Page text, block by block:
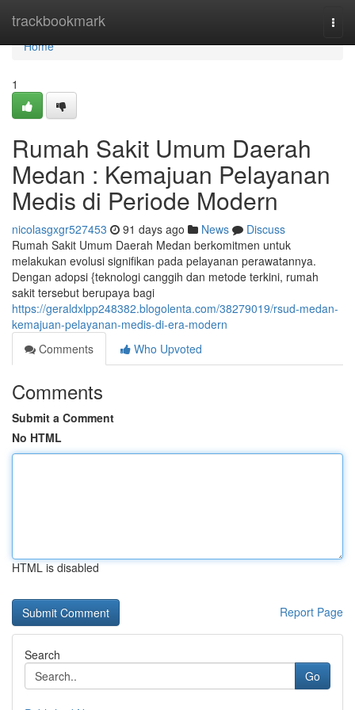
trackbookmark
Home
Home
1
Rumah Sakit Umum Daerah
Medan : Kemajuan Pelayanan
Medis di Periode Modern
nicolasgxgr527453 91 days ago News
Discuss
Rumah Sakit Umum Daerah Medan berkomitmen untuk
melakukan evolusi signifikan pada pelayanan perawatannya.
Dengan adopsi {teknologi canggih dan metode terkini, rumah
sakit tersebut berupaya bagi
https://geraldxlpp248382.blogolenta.com/38279019/rsud-medan-
kemajuan-pelayanan-medis-di-era-modern
Comments
Who Upvoted
Comments
Submit a Comment
No HTML
HTML is disabled
Report Page
Search
Go